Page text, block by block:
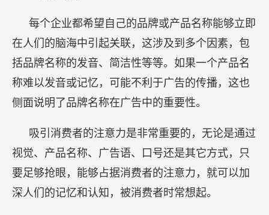
深人们的记忆和认知，被消费者时常想起。
4.产品差异化
在竞争激烈的市场中，尤其在特定的产品类别
下，尽管产品的质量至关重要，但独特性和差异化
也是关键因素。
产品的成功是多个因素相互作用的结果。吸引注
意力、出色的产品名称和广告口号只是引导消费者
走近产品的一个环节，确保他们在产品质量和独特